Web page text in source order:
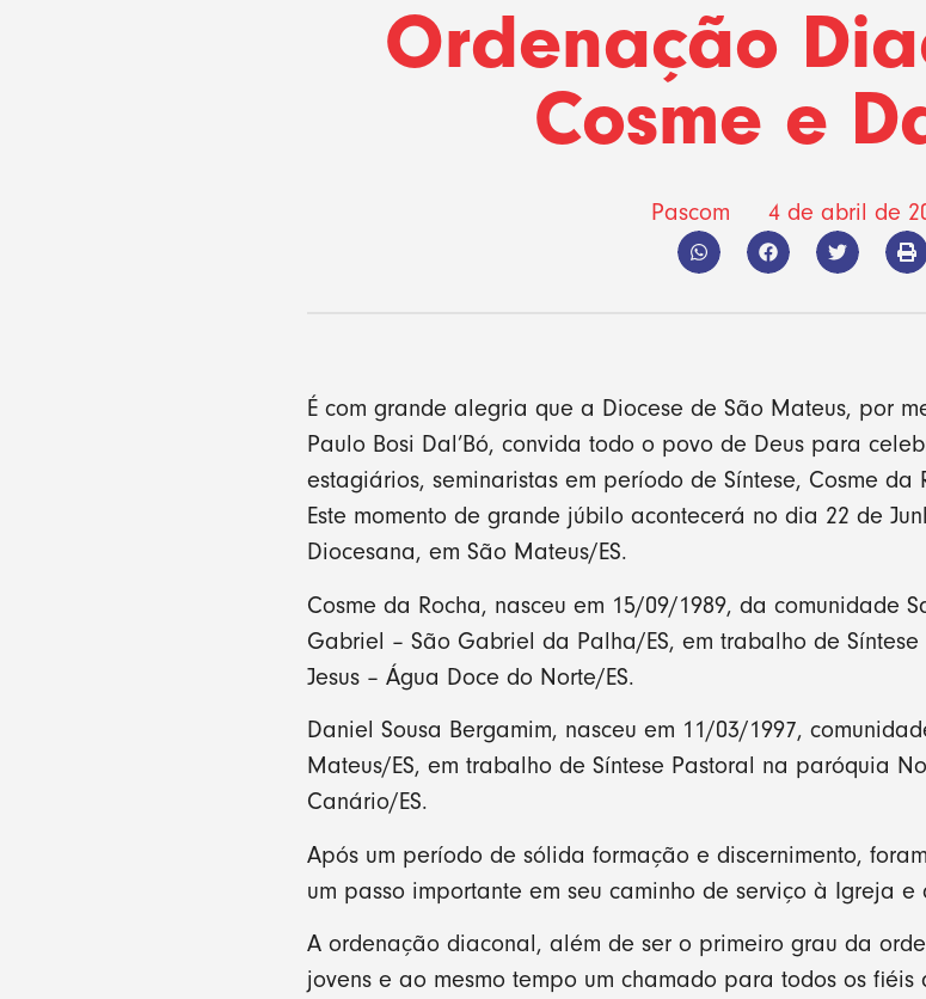
Ordenação
Cosme e
Pascom 4 de abril de
É com grande alegria que a Diocese de São Mateus, por
Paulo Bosi Dal’Bó, convida todo o povo de Deus para
estagiários, seminaristas em período de Síntese, Cosme da
Este momento de grande júbilo acontecerá no dia 22 de
Diocesana, em São Mateus/ES.
Cosme da Rocha, nasceu em 15/09/1989, da comunidade
Gabriel – São Gabriel da Palha/ES, em trabalho de
Jesus – Água Doce do Norte/ES.
Daniel Sousa Bergamim, nasceu em 11/03/1997,
Mateus/ES, em trabalho de Síntese Pastoral na paróquia
Canário/ES.
Após um período de sólida formação e discernimento,
um passo importante em seu caminho de serviço à Igreja e
A ordenação diaconal, além de ser o primeiro grau da
jovens e ao mesmo tempo um chamado para todos os